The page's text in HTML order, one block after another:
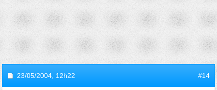
23/05/2004, 12h22 #14